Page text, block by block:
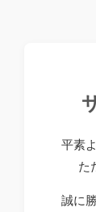
平素
た
誠に